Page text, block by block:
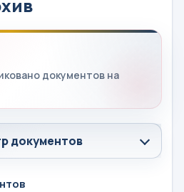
документов на
документов